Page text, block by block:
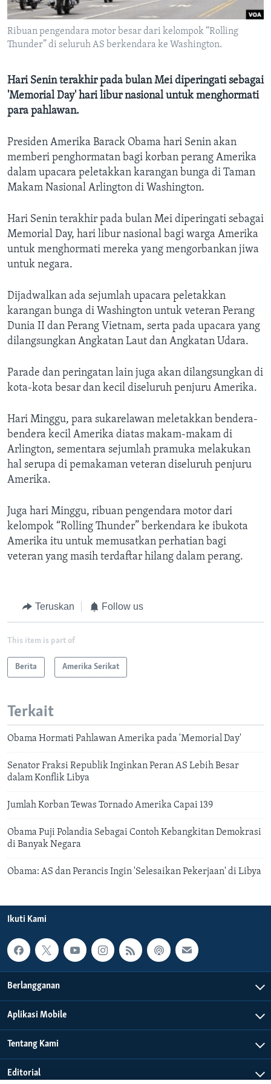
Ribuan pengendara motor besar dari kelompok “Rolling
Thunder” di seluruh AS berkendara ke Washington.
Hari Senin terakhir pada bulan Mei diperingati sebagai
'Memorial Day' hari libur nasional untuk menghormati
para pahlawan.
Presiden Amerika Barack Obama hari Senin akan
memberi penghormatan bagi korban perang Amerika
dalam upacara peletakkan karangan bunga di Taman
Makam Nasional Arlington di Washington.
Hari Senin terakhir pada bulan Mei diperingati sebagai
Memorial Day, hari libur nasional bagi warga Amerika
untuk menghormati mereka yang mengorbankan jiwa
untuk negara.
Dijadwalkan ada sejumlah upacara peletakkan
karangan bunga di Washington untuk veteran Perang
Dunia II dan Perang Vietnam, serta pada upacara yang
dilangsungkan Angkatan Laut dan Angkatan Udara.
Parade dan peringatan lain juga akan dilangsungkan di
kota-kota besar dan kecil diseluruh penjuru Amerika.
Hari Minggu, para sukarelawan meletakkan bendera-
bendera kecil Amerika diatas makam-makam di
Arlington, sementara sejumlah pramuka melakukan
hal serupa di pemakaman veteran diseluruh penjuru
Amerika.
Juga hari Minggu, ribuan pengendara motor dari
kelompok “Rolling Thunder” berkendara ke ibukota
Amerika itu untuk memusatkan perhatian bagi
veteran yang masih terdaftar hilang dalam perang.
Teruskan Follow us
This item is part of
Berita Amerika Serikat
Terkait
Obama Hormati Pahlawan Amerika pada 'Memorial Day'
Senator Fraksi Republik Inginkan Peran AS Lebih Besar
dalam Konflik Libya
Jumlah Korban Tewas Tornado Amerika Capai 139
Obama Puji Polandia Sebagai Contoh Kebangkitan Demokrasi
di Banyak Negara
Obama: AS dan Perancis Ingin 'Selesaikan Pekerjaan' di Libya
Ikuti Kami
Berlangganan
Aplikasi Mobile
Tentang Kami
Editorial